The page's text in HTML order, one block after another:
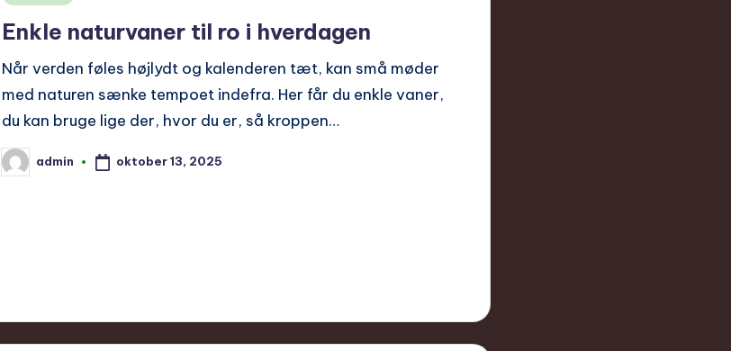
Enkle naturvaner til ro i hverdagen
Når verden føles højlydt og kalenderen tæt, kan små møder
med naturen sænke tempoet indefra. Her får du enkle vaner,
du kan bruge lige der, hvor du er, så kroppen…
Posted
by
admin oktober 13, 2025